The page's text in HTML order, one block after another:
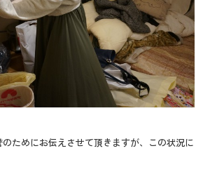
ためにお伝えさせて頂きますが、この状況に